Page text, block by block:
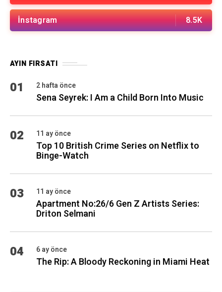
İnstagram 8.5K
AYIN FIRSATI
01 2 hafta önce
Sena Seyrek: I Am a Child Born Into Music
02 11 ay önce
Top 10 British Crime Series on Netflix to
Binge-Watch
03 11 ay önce
Apartment No:26/6 Gen Z Artists Series:
Driton Selmani
04 6 ay önce
The Rip: A Bloody Reckoning in Miami Heat